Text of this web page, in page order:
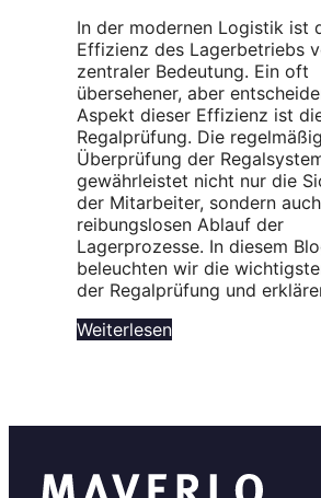
In der modernen Logistik ist
Effizienz des Lagerbetriebs
zentraler Bedeutung. Ein oft
übersehener, aber
Aspekt dieser Effizienz ist
Regalprüfung. Die
Überprüfung der
gewährleistet nicht nur die
der Mitarbeiter, sondern
reibungslosen Ablauf der
Lagerprozesse. In diesem
beleuchten wir die
der Regalprüfung und
Weiterlesen